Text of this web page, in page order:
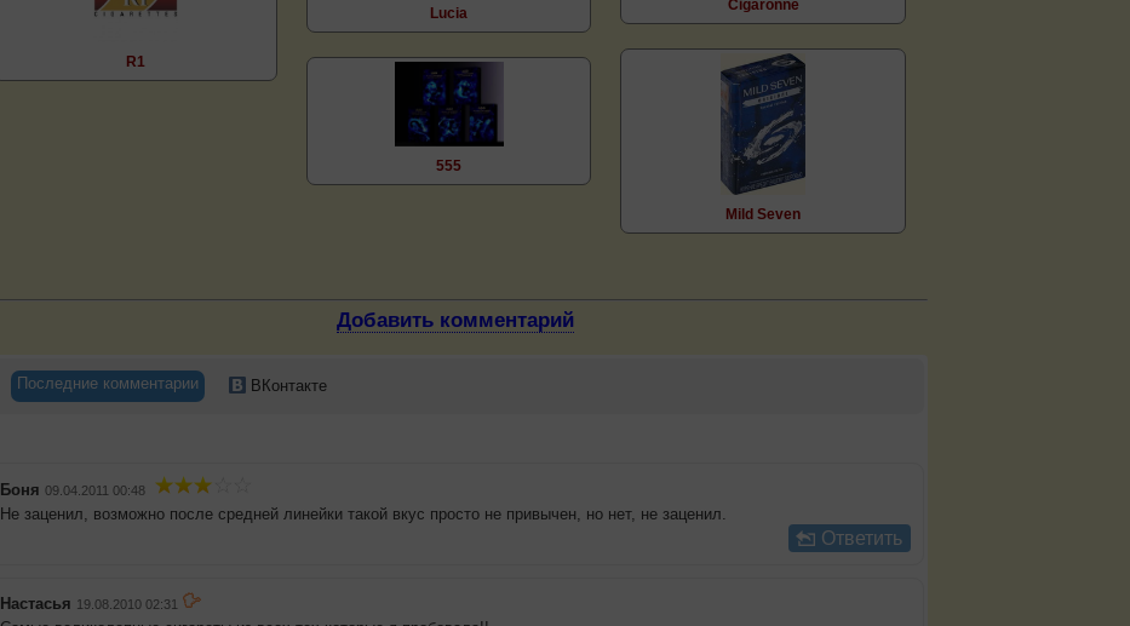
R1
Lucia
555
Cigaronne
Mild Seven
Добавить комментарий
Последние комментарии ВКонтакте
Боня 09.04.2011 00:48
Не заценил, возможно после средней линейки такой вкус просто не привычен, но нет, не заценил.
Ответить
Настасья 19.08.2010 02:31